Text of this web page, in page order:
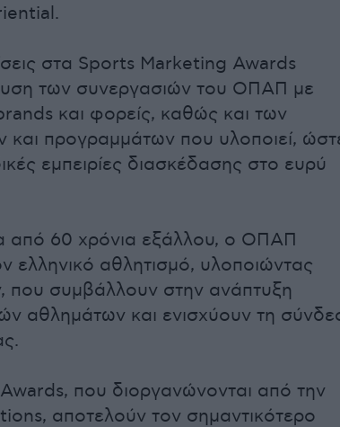
στα Sports Marketing Awards
των συνεργασιών του ΟΠΑΠ με
και φορείς, καθώς και των
και προγραμμάτων που υλοποιεί,
εμπειρίες διασκέδασης στο ευρύ
από 60 χρόνια εξάλλου, ο ΟΠΑΠ
ελληνικό αθλητισμό, υλοποιώντας
που συμβάλλουν στην ανάπτυξη
αθλημάτων και ενισχύουν τη
που διοργανώνονται από την
αποτελούν τον σημαντικότερο